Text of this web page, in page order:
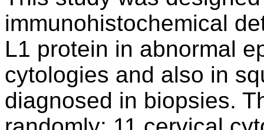
immunohistochemical
L1 protein in abnormal
cytologies and also in
diagnosed in biopsies.